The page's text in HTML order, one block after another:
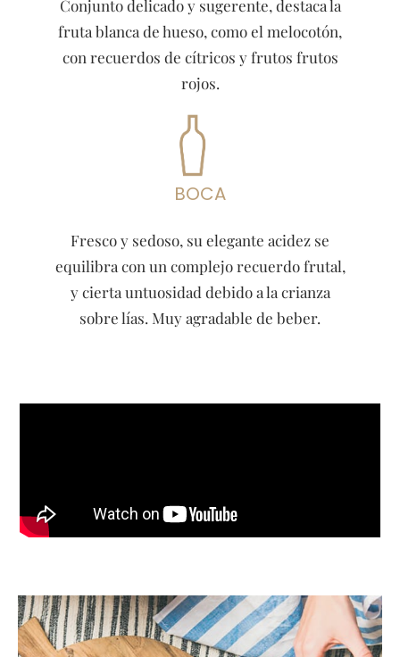
Conjunto delicado y sugerente, destaca la
fruta blanca de hueso, como el melocotón,
con recuerdos de cítricos y frutos frutos
rojos.
BOCA
Fresco y sedoso, su elegante acidez se
equilibra con un complejo recuerdo frutal,
y cierta untuosidad debido a la crianza
sobre lías. Muy agradable de beber.